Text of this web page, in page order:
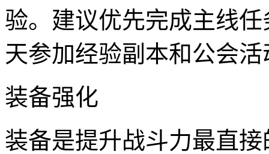
验。建议优先完成主线
天参加经验副本和公会
装备强化
装备是提升战斗力最直